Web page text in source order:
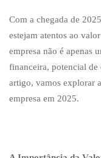
deve
saber
o
Com a chegada de
estejam atentos ao
empresa não é apenas
financeira, potencial de
artigo, vamos explorar
empresa em 2025.